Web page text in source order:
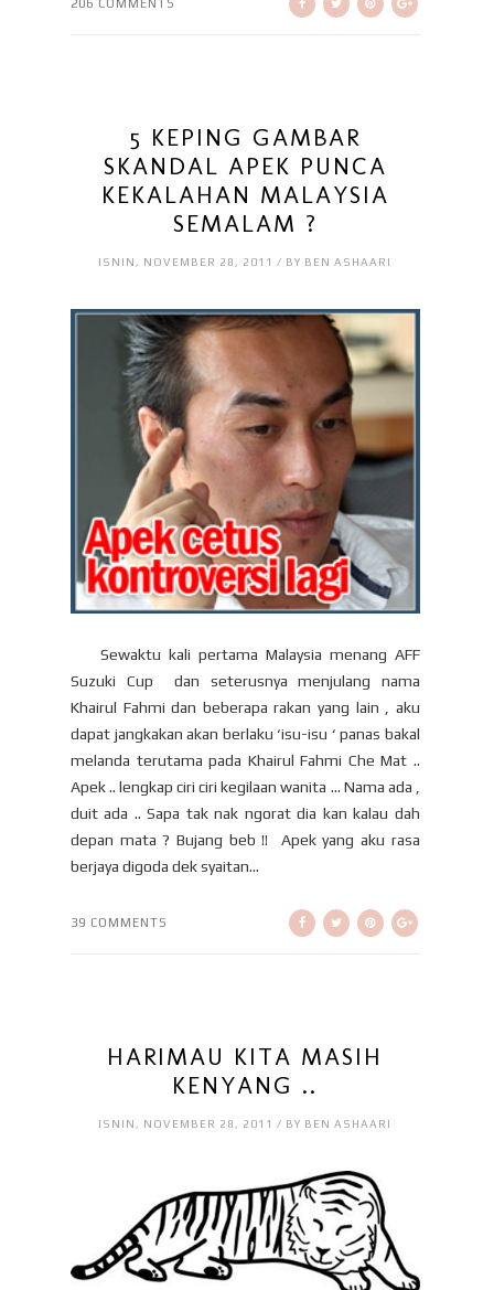
206 COMMENTS
5 KEPING GAMBAR
SKANDAL APEK PUNCA
KEKALAHAN MALAYSIA
SEMALAM ?
ISNIN, NOVEMBER 28, 2011 / BY BEN ASHAARI
Sewaktu kali pertama Malaysia menang AFF
Suzuki Cup dan seterusnya menjulang nama
Khairul Fahmi dan beberapa rakan yang lain , aku
dapat jangkakan akan berlaku ‘isu-isu ‘ panas bakal
melanda terutama pada Khairul Fahmi Che Mat ..
Apek .. lengkap ciri ciri kegilaan wanita … Nama ada ,
duit ada .. Sapa tak nak ngorat dia kan kalau dah
depan mata ? Bujang beb !! Apek yang aku rasa
berjaya digoda dek syaitan...
39 COMMENTS
HARIMAU KITA MASIH
KENYANG ..
ISNIN, NOVEMBER 28, 2011 / BY BEN ASHAARI